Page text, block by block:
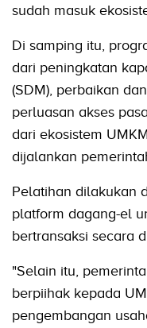
sudah masuk
Di samping itu,
dari peningkatan
(SDM), perbaikan
perluasan akses
dari ekosistem
dijalankan
Pelatihan dilakukan
platform dagang-el
bertransaksi secara
"Selain itu,
berpiihak kepada
pengembangan